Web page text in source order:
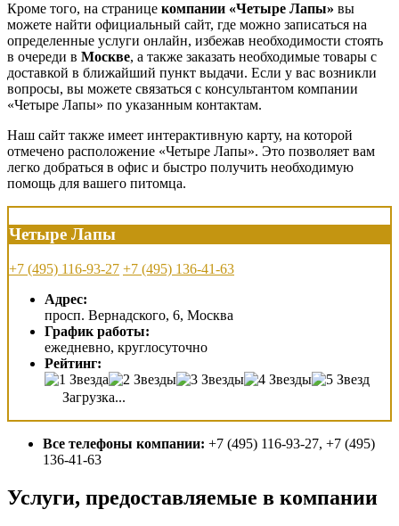
Кроме того, на странице компании «Четыре Лапы» вы
можете найти официальный сайт, где можно записаться на
определенные услуги онлайн, избежав необходимости стоять
в очереди в Москве, а также заказать необходимые товары с
доставкой в ближайший пункт выдачи. Если у вас возникли
вопросы, вы можете связаться с консультантом компании
«Четыре Лапы» по указанным контактам.
Наш сайт также имеет интерактивную карту, на которой
отмечено расположение «Четыре Лапы». Это позволяет вам
легко добраться в офис и быстро получить необходимую
помощь для вашего питомца.
Четыре Лапы
+7 (495) 116-93-27 +7 (495) 136-41-63
Адрес:
просп. Вернадского, 6, Москва
График работы:
ежедневно, круглосуточно
Рейтинг:
Загрузка...
Все телефоны компании: +7 (495) 116-93-27, +7 (495)
136-41-63
Услуги, предоставляемые в компании